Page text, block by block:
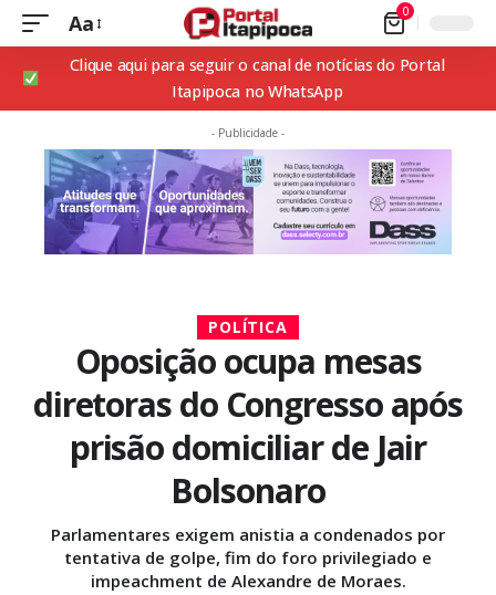
Aa 0
Clique aqui para seguir o canal de notícias do Portal
Itapipoca no WhatsApp
- Publicidade -
POLÍTICA
Oposição ocupa mesas
diretoras do Congresso após
prisão domiciliar de Jair
Bolsonaro
Parlamentares exigem anistia a condenados por
tentativa de golpe, fim do foro privilegiado e
impeachment de Alexandre de Moraes.